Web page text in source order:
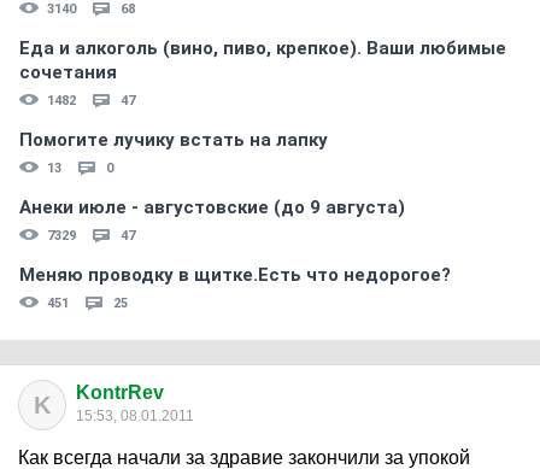
3140 68
Еда и алкоголь (вино, пиво, крепкое). Ваши любимые
сочетания
1482 47
Помогите лучику встать на лапку
13 0
Анеки июле - августовские (до 9 августа)
7329 47
Меняю проводку в щитке.Есть что недорогое?
451 25
K KontrRev
15:53, 08.01.2011
Как всегда начали за здравие закончили за упокой